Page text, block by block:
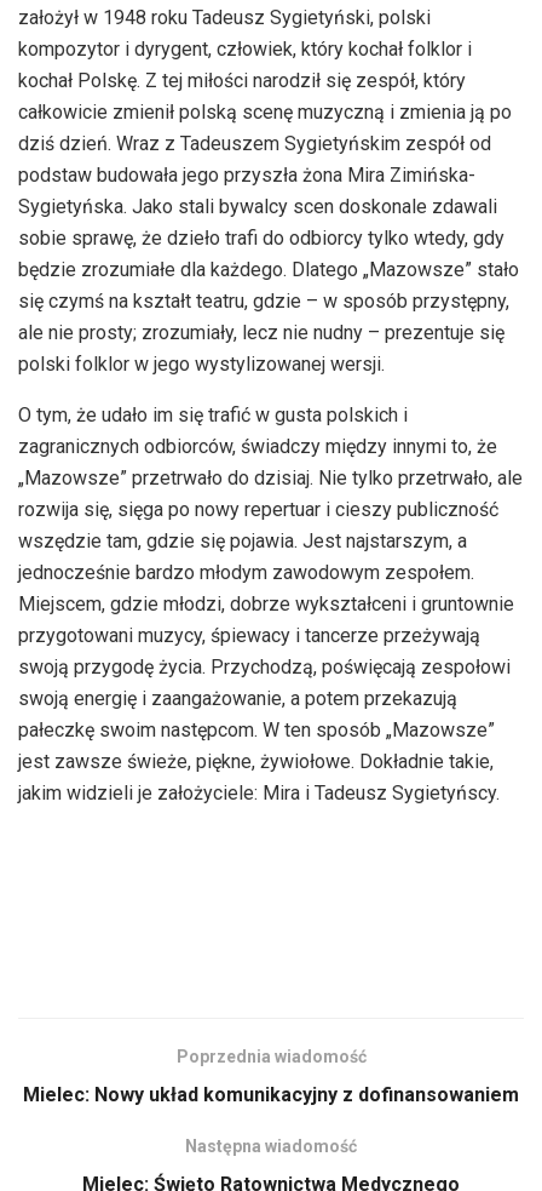
założył w 1948 roku Tadeusz Sygietyński, polski
kompozytor i dyrygent, człowiek, który kochał folklor i
kochał Polskę. Z tej miłości narodził się zespół, który
całkowicie zmienił polską scenę muzyczną i zmienia ją po
dziś dzień. Wraz z Tadeuszem Sygietyńskim zespół od
podstaw budowała jego przyszła żona Mira Zimińska-
Sygietyńska. Jako stali bywalcy scen doskonale zdawali
sobie sprawę, że dzieło trafi do odbiorcy tylko wtedy, gdy
będzie zrozumiałe dla każdego. Dlatego „Mazowsze” stało
się czymś na kształt teatru, gdzie – w sposób przystępny,
ale nie prosty; zrozumiały, lecz nie nudny – prezentuje się
polski folklor w jego wystylizowanej wersji.
O tym, że udało im się trafić w gusta polskich i
zagranicznych odbiorców, świadczy między innymi to, że
„Mazowsze” przetrwało do dzisiaj. Nie tylko przetrwało, ale
rozwija się, sięga po nowy repertuar i cieszy publiczność
wszędzie tam, gdzie się pojawia. Jest najstarszym, a
jednocześnie bardzo młodym zawodowym zespołem.
Miejscem, gdzie młodzi, dobrze wykształceni i gruntownie
przygotowani muzycy, śpiewacy i tancerze przeżywają
swoją przygodę życia. Przychodzą, poświęcają zespołowi
swoją energię i zaangażowanie, a potem przekazują
pałeczkę swoim następcom. W ten sposób „Mazowsze”
jest zawsze świeże, piękne, żywiołowe. Dokładnie takie,
jakim widzieli je założyciele: Mira i Tadeusz Sygietyńscy.
Poprzednia wiadomość
Mielec: Nowy układ komunikacyjny z dofinansowaniem
Następna wiadomość
Mielec: Święto Ratownictwa Medycznego